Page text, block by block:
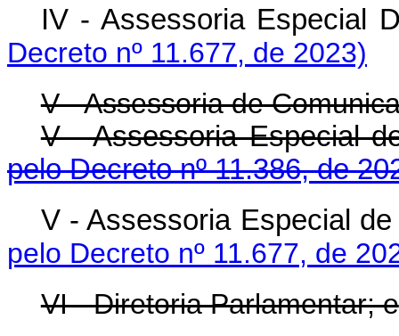
IV - Assessoria
Decreto nº 11.677, de 2023)
V - Assessoria de
V - Assessoria
pelo Decreto nº 11.386, de
V - Assessoria Especial
pelo Decreto nº 11.677, de
VI - Diretoria Parlamentar; e